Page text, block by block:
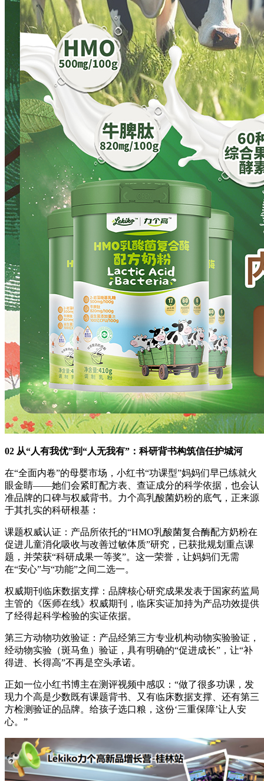
02 从“人有我优”到“人无我有”：科研背书构筑信任护城河
在“全面内卷”的母婴市场，小红书“功课型”妈妈们早已练就火
眼金睛——她们会紧盯配方表、查证成分的科学依据，也会认
准品牌的口碑与权威背书。力个高乳酸菌奶粉的底气，正来源
于其扎实的科研根基：
课题权威认证：产品所依托的“HMO乳酸菌复合酶配方奶粉在
促进儿童消化吸收与改善过敏体质”研究，已获批规划重点课
题，并荣获“科研成果一等奖”。这一荣誉，让妈妈们无需
在“安心”与“功能”之间二选一。
权威期刊临床数据支撑：品牌核心研究成果发表于国家药监局
主管的《医师在线》权威期刊，临床实证加持为产品功效提供
了经得起科学检验的实证依据。
第三方动物功效验证：产品经第三方专业机构动物实验验证，
经动物实验（斑马鱼）验证，具有明确的“促进成长”，让“补
得进、长得高”不再是空头承诺。
正如一位小红书博主在测评视频中感叹：“做了很多功课，发
现力个高是少数既有课题背书、又有临床数据支撑、还有第三
方检测验证的品牌。给孩子选口粮，这份‘三重保障’让人安
心。”